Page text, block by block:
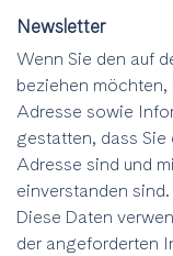
Newsletter
Wenn Sie den auf
beziehen
Adresse sowie
gestatten, dass
Adresse sind und
einverstanden
Diese Daten
der angeforderten